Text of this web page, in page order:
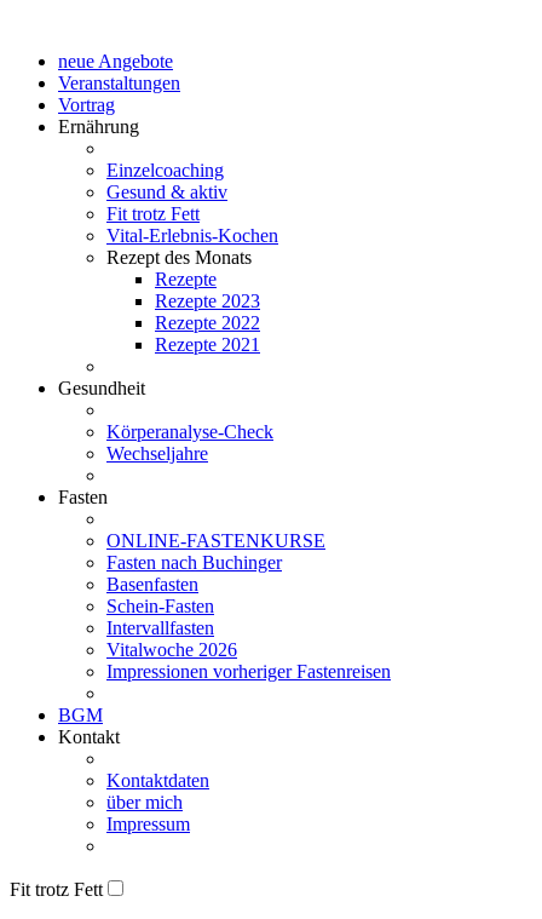
neue Angebote
Veranstaltungen
Vortrag
Ernährung
Einzelcoaching
Gesund & aktiv
Fit trotz Fett
Vital-Erlebnis-Kochen
Rezept des Monats
Rezepte
Rezepte 2023
Rezepte 2022
Rezepte 2021
Gesundheit
Körperanalyse-Check
Wechseljahre
Fasten
ONLINE-FASTENKURSE
Fasten nach Buchinger
Basenfasten
Schein-Fasten
Intervallfasten
Vitalwoche 2026
Impressionen vorheriger Fastenreisen
BGM
Kontakt
Kontaktdaten
über mich
Impressum
Fit trotz Fett